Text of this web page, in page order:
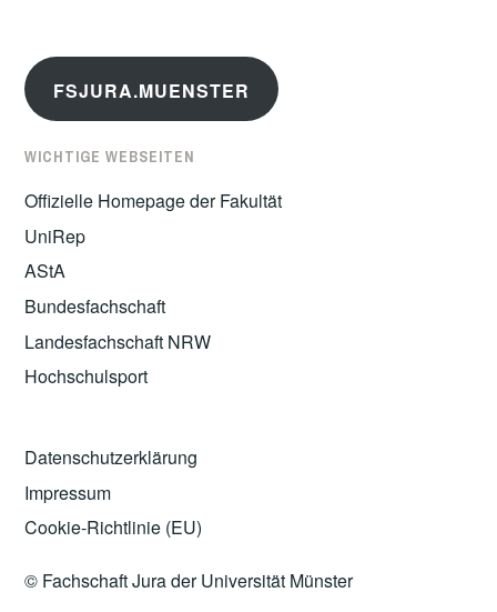
FSJURA.MUENSTER
WICHTIGE WEBSEITEN
Offizielle Homepage der Fakultät
UniRep
AStA
Bundesfachschaft
Landesfachschaft NRW
Hochschulsport
Datenschutzerklärung
Impressum
Cookie-Richtlinie (EU)
© Fachschaft Jura der Universität Münster